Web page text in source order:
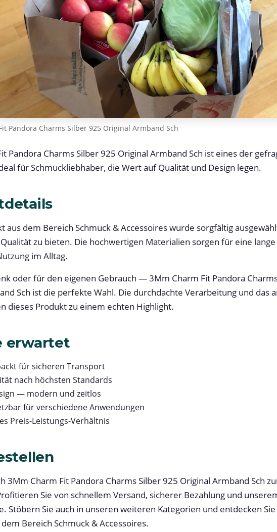
Pandora Charms Silber 925 Original Armband Sch
Pandora Charms Silber 925 Original Armband Sch ist eines der
für Schmuckliebhaber, die Wert auf Qualität und Design legen.
aus dem Bereich Schmuck & Accessoires wurde sorgfältig
zu bieten. Die hochwertigen Materialien sorgen für eine
im Alltag.
oder für den eigenen Gebrauch — 3Mm Charm Fit Pandora
Sch ist die perfekte Wahl. Die durchdachte Verarbeitung und das
dieses Produkt zu einem echten Highlight.
erwartet
für sicheren Transport
nach höchsten Standards
— modern und zeitlos
für verschiedene Anwendungen
Preis-Leistungs-Verhältnis
3Mm Charm Fit Pandora Charms Silber 925 Original Armband Sch
Sie von schnellem Versand, sicherer Bezahlung und
Stöbern Sie auch in unseren weiteren Kategorien und entdecken
Bereich Schmuck & Accessoires.